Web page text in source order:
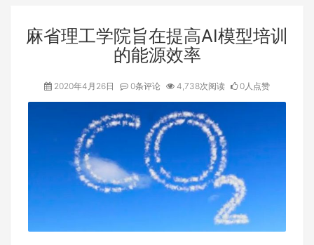
麻省理工学院旨在提高AI模型培训
的能源效率
2020年4月26日 0条评论 4,738次阅读 0人点赞